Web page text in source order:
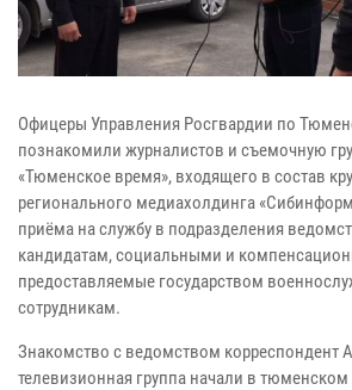
Офицеры Управления Росгвардии по
познакомили журналистов и съемочную
«Тюменское время», входящего в состав
регионального медиахолдинга
приёма на службу в подразделения
кандидатам, социальными и
предоставляемые государством
сотрудникам.
Знакомство с ведомством корреспондент
телевизионная группа начали в